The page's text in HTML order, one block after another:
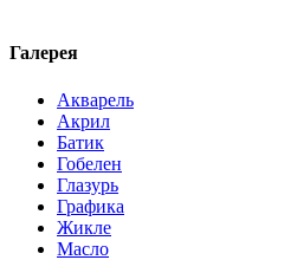
Галерея
Акварель
Акрил
Батик
Гобелен
Глазурь
Графика
Жикле
Масло